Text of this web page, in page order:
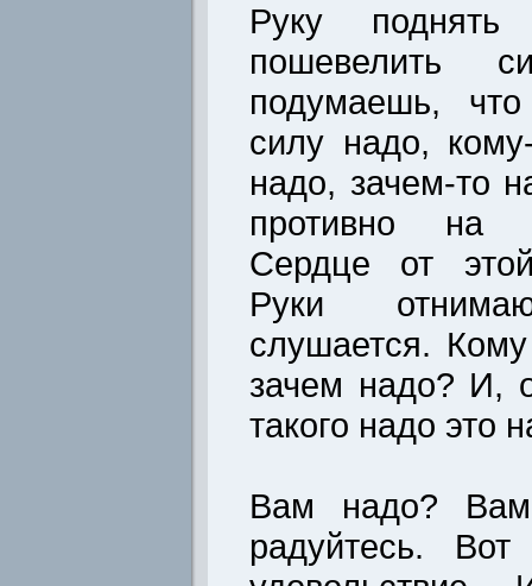
Руку
подумаешь,
силу надо,
надо, зачем-то
противно на
Сердце от
Руки
слушается.
зачем надо? И,
такого надо это
Вам надо?
радуйтесь.